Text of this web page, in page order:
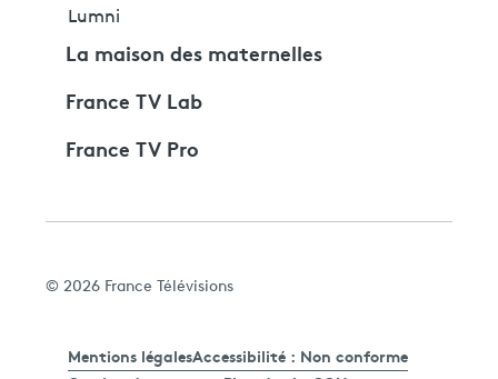
Lumni
La maison des maternelles
France TV Lab
France TV Pro
© 2026 France Télévisions
Mentions légalesAccessibilité : Non conforme